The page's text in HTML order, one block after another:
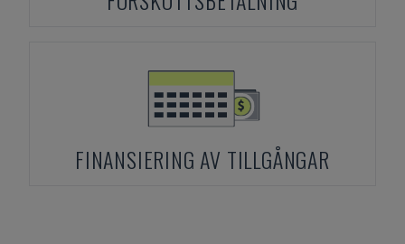
FINANSIERING AV TILLGÅNGAR